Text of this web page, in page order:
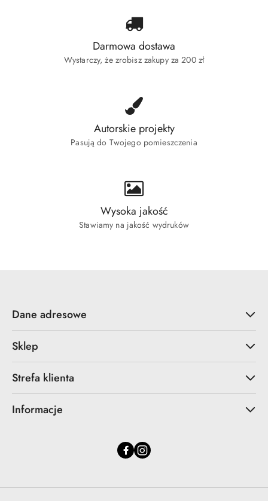
Darmowa dostawa
Wystarczy, że zrobisz zakupy za 200 zł
Autorskie projekty
Pasują do Twojego pomieszczenia
Wysoka jakość
Stawiamy na jakość wydruków
Dane adresowe
Sklep
Strefa klienta
Informacje